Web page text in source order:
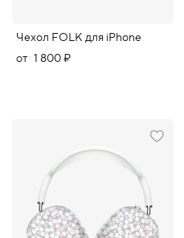
Чехол FOLK для iPhone
от 1 800 ₽